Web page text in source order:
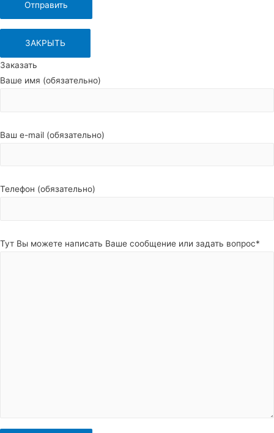
ЗАКРЫТЬ
Заказать
Ваше имя (обязательно)
Ваш e-mail (обязательно)
Телефон (обязательно)
Тут Вы можете написать Ваше сообщение или задать вопрос*